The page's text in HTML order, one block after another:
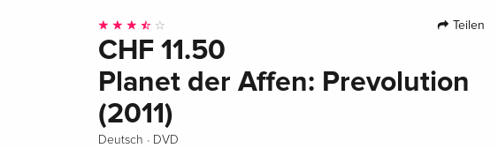
Teilen
CHF 11.50
Planet der Affen: Prevolution
(2011)
Deutsch · DVD